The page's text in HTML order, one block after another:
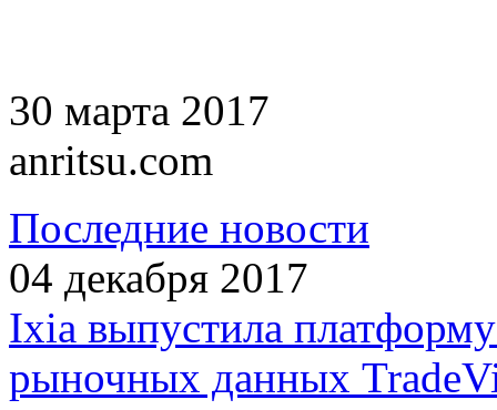
30 марта 2017
anritsu.com
Последние новости
04 декабря 2017
Ixia выпустила
рыночных данных